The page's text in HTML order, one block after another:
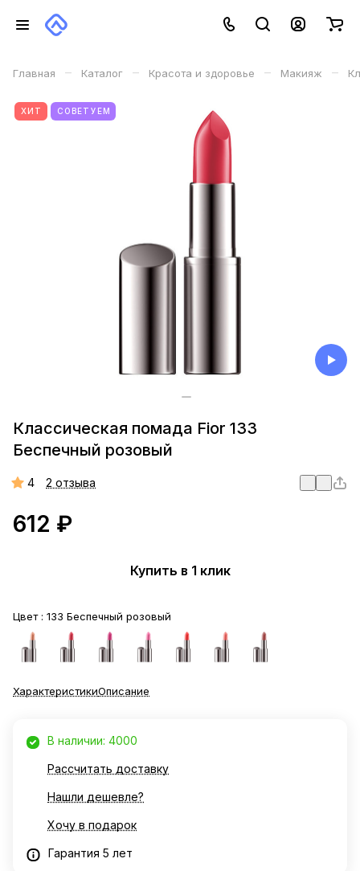
Главная – Каталог – Красота и здоровье – Макияж –
ХИТ СОВЕТУЕМ
Классическая помада Fior 133
Беспечный розовый
4 2 отзыва
612 ₽
Купить в 1 клик
Цвет : 133 Беспечный розовый
ХарактеристикиОписание
В наличии: 4000
Рассчитать доставку
Нашли дешевле?
Хочу в подарок
Гарантия 5 лет